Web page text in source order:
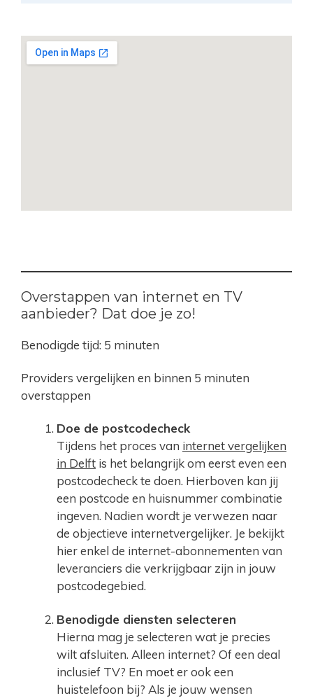
Overstappen van internet en TV
aanbieder? Dat doe je zo!
Benodigde tijd: 5 minuten
Providers vergelijken en binnen 5 minuten
overstappen
Doe de postcodecheck
Tijdens het proces van internet vergelijken
in Delft is het belangrijk om eerst even een
postcodecheck te doen. Hierboven kan jij
een postcode en huisnummer combinatie
ingeven. Nadien wordt je verwezen naar
de objectieve internetvergelijker. Je bekijkt
hier enkel de internet-abonnementen van
leveranciers die verkrijgbaar zijn in jouw
postcodegebied.
Benodigde diensten selecteren
Hierna mag je selecteren wat je precies
wilt afsluiten. Alleen internet? Of een deal
inclusief TV? En moet er ook een
huistelefoon bij? Als je jouw wensen